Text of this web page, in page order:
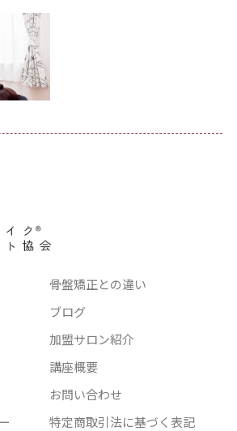
骨盤矯正との違い
ブログ
加盟サロン紹介
講座概要
お問い合わせ
特定商取引法に基づく表記